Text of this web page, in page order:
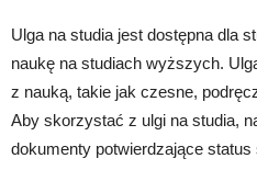
Ulga na studia jest dostępna dla
naukę na studiach wyższych.
z nauką, takie jak czesne,
Aby skorzystać z ulgi na studia,
dokumenty potwierdzające status